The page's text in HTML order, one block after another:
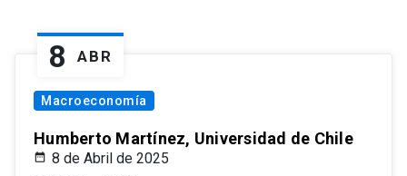
8 ABR
Macroeconomía
Humberto Martínez, Universidad de Chile
8 de Abril de 2025